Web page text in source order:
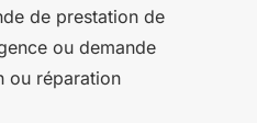
de prestation de
ou demande
ou réparation